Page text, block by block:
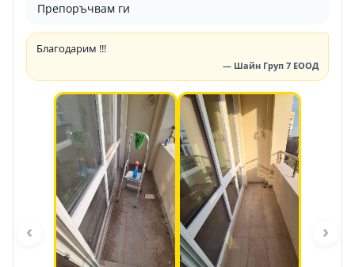
Препоръчвам ги
Благодарим !!!
— Шайн Груп 7 ЕООД
‹ ›